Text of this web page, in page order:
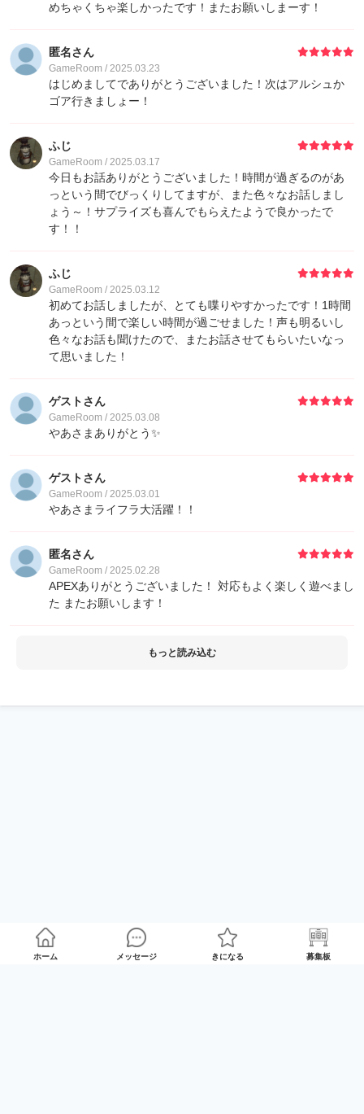
めちゃくちゃ楽しかったです！またお願いしまーす！
匿名さん
GameRoom / 2025.03.23
はじめましてでありがとうございました！次はアルシュか
ゴア行きましょー！
ふじ
GameRoom / 2025.03.17
今日もお話ありがとうございました！時間が過ぎるのがあ
っという間でびっくりしてますが、また色々なお話しまし
ょう～！サプライズも喜んでもらえたようで良かったで
す！！
ふじ
GameRoom / 2025.03.12
初めてお話しましたが、とても喋りやすかったです！1時間
あっという間で楽しい時間が過ごせました！声も明るいし
色々なお話も聞けたので、またお話させてもらいたいなっ
て思いました！
ゲストさん
GameRoom / 2025.03.08
やあさまありがとう✨
ゲストさん
GameRoom / 2025.03.01
やあさまライフラ大活躍！！
匿名さん
GameRoom / 2025.02.28
APEXありがとうございました！ 対応もよく楽しく遊べまし
た またお願いします！
もっと読み込む
ホーム メッセージ きになる 募集板